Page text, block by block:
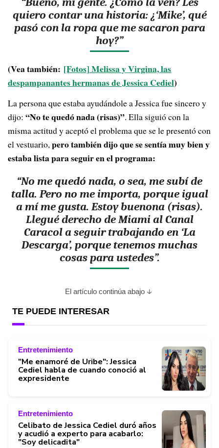
quiero contar una historia: ¿‘Mike’, qué
pasó con la ropa que me sacaron para
hoy?”
(Vea también: [Fotos] Melissa y Virgina, las
despampanantes hermanas de Jessica Cediel)
La persona que estaba ayudándole a Jessica fue sincero y
dijo: “No te quedó nada (risas)”. Ella siguió con la
misma actitud y aceptó el problema que se le presentó con
el vestuario,pero también dijo que se sentía muy bien y
estaba lista para seguir en el programa:
“No me quedó nada, o sea, me subí de
talla. Pero no me importa, porque igual
a mí me gusta. Estoy buenona (risas).
Llegué derecho de Miami al Canal
Caracol a seguir trabajando en ‘La
Descarga’, porque tenemos muchas
cosas para ustedes”.
El artículo continúa abajo
TE PUEDE INTERESAR
Entretenimiento
"Me enamoré de Uribe": Jessica
Cediel habla de cuando conoció al
expresidente
Entretenimiento
Celibato de Jessica Cediel duró años
y acudió a experto para acabarlo:
"Soy delicadita"